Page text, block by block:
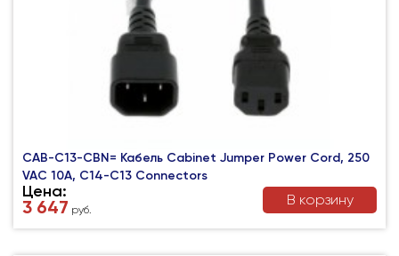
CAB-C13-CBN= Кабель Cabinet Jumper Power Cord, 250
VAC 10A, C14-C13 Connectors
Цена:
3 647 руб.
В корзину